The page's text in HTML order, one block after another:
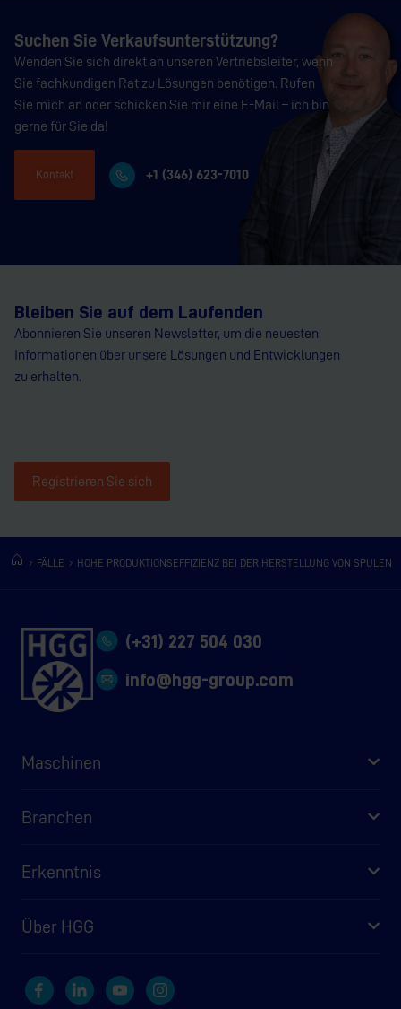
Suchen Sie Verkaufsunterstützung?
Wenden Sie sich direkt an unseren Vertriebsleiter, wenn
Sie fachkundigen Rat zu Lösungen benötigen. Rufen
Sie mich an oder schicken Sie mir eine E-Mail – ich bin
gerne für Sie da!
Kontakt +1 (346) 623-7010
Bleiben Sie auf dem Laufenden
Abonnieren Sie unseren Newsletter, um die neuesten
Informationen über unsere Lösungen und Entwicklungen
zu erhalten.
Registrieren Sie sich
FÄLLE HOHE PRODUKTIONSEFFIZIENZ BEI DER HERSTELLUNG VON SPULEN
(+31) 227 504 030
info@hgg-group.com
Maschinen
Branchen
Erkenntnis
Über HGG